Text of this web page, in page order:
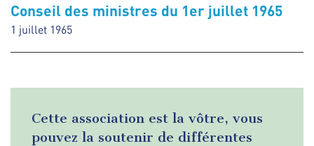
Conseil des ministres du 1er juillet 1965
1 juillet 1965
Cette association est la vôtre, vous
pouvez la soutenir de différentes